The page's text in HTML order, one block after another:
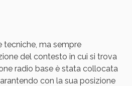
tecniche, ma sempre
del contesto in cui si trova
radio base è stata collocata
con la sua posizione